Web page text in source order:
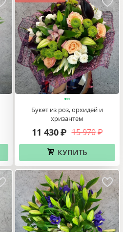
Букет из роз, орхидей и
хризантем
15 970 ₽
11 430 ₽
КУПИТЬ